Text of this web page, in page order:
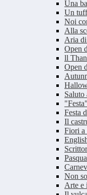
Una
Un
Noi
Alla
Aria di
Open
ll
Open
Saluto
Festa
Il
Fiori a
Non
Arte e